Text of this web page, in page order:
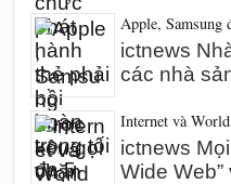
Apple, Samsung
ictnews
các nhà
Internet và
ictnews
Wide